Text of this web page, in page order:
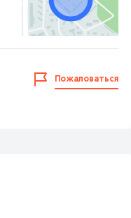
Пожаловаться